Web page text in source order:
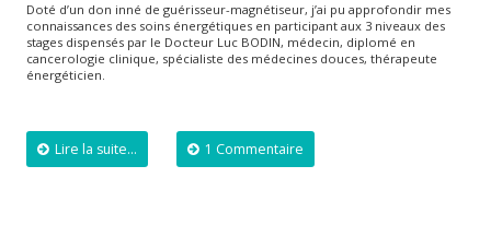
Doté d’un don inné de guérisseur-magnétiseur, j’ai pu approfondir mes
connaissances des soins énergétiques en participant aux 3 niveaux des
stages dispensés par le Docteur Luc BODIN, médecin, diplomé en
cancerologie clinique, spécialiste des médecines douces, thérapeute
énergéticien.
Lire la suite... 1 Commentaire